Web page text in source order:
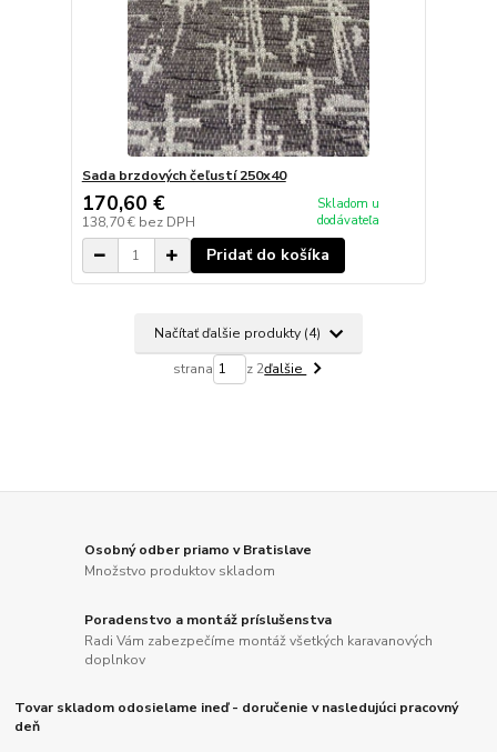
Sada brzdových čeľustí 250x40
170,60 €
138,70 € bez DPH
Skladom u
dodávateľa
Pridať do košíka
Načítať ďalšie produkty (4)
strana z 2ďalšie
Osobný odber priamo v Bratislave
Množstvo produktov skladom
Poradenstvo a montáž príslušenstva
Radi Vám zabezpečíme montáž všetkých karavanových
doplnkov
Tovar skladom odosielame ineď - doručenie v nasledujúci pracovný
deň